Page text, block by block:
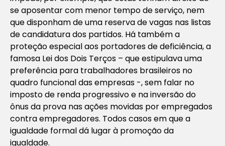
se aposentar com menor tempo de serviço, nem
que disponham de uma reserva de vagas nas listas
de candidatura dos partidos. Há também a
proteção especial aos portadores de deficiência, a
famosa Lei dos Dois Terços – que estipulava uma
preferência para trabalhadores brasileiros no
quadro funcional das empresas -, sem falar no
imposto de renda progressivo e na inversão do
ônus da prova nas ações movidas por empregados
contra empregadores. Todos casos em que a
igualdade formal dá lugar à promoção da
igualdade.